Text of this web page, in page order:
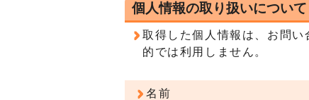
個人情報の取り扱いについて
取得した個人情報は、お問
的では利用しません。
名前